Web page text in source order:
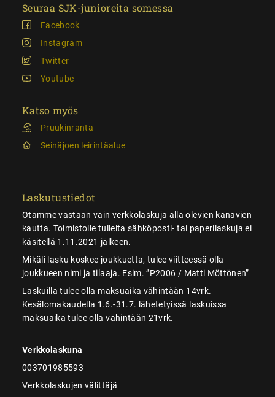
Seuraa SJK-junioreita somessa
Facebook
Instagram
Twitter
Youtube
Katso myös
Pruukinranta
Seinäjoen leirintäalue
Laskutustiedot
Otamme vastaan vain verkkolaskuja alla olevien kanavien
kautta. Toimistolle tulleita sähköposti- tai paperilaskuja ei
käsitellä 1.11.2021 jälkeen.
Mikäli lasku koskee joukkuetta, tulee viitteessä olla
joukkueen nimi ja tilaaja. Esim. ”P2006 / Matti Möttönen”
Laskuilla tulee olla maksuaika vähintään 14vrk.
Kesälomakaudella 1.6.-31.7. lähetetyissä laskuissa
maksuaika tulee olla vähintään 21vrk.
Verkkolaskuna
003701985593
Verkkolaskujen välittäjä